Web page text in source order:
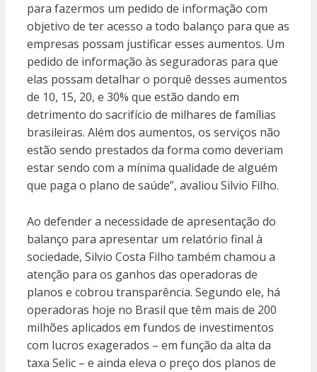
para fazermos um pedido de informação com
objetivo de ter acesso a todo balanço para que as
empresas possam justificar esses aumentos. Um
pedido de informação às seguradoras para que
elas possam detalhar o porquê desses aumentos
de 10, 15, 20, e 30% que estão dando em
detrimento do sacrifício de milhares de famílias
brasileiras. Além dos aumentos, os serviços não
estão sendo prestados da forma como deveriam
estar sendo com a mínima qualidade de alguém
que paga o plano de saúde”, avaliou Silvio Filho.
Ao defender a necessidade de apresentação do
balanço para apresentar um relatório final à
sociedade, Silvio Costa Filho também chamou a
atenção para os ganhos das operadoras de
planos e cobrou transparência. Segundo ele, há
operadoras hoje no Brasil que têm mais de 200
milhões aplicados em fundos de investimentos
com lucros exagerados – em função da alta da
taxa Selic – e ainda eleva o preço dos planos de